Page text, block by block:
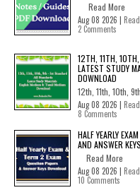
Read More
Aug 08 2026 |
2 Comments
12TH, 11TH,
LATEST STUDY
DOWNLOAD
12th, 11th, 10th,
Aug 08 2026 |
8 Comments
HALF YEARLY
AND ANSWER
Read More
Aug 08 2026 |
10 Comments